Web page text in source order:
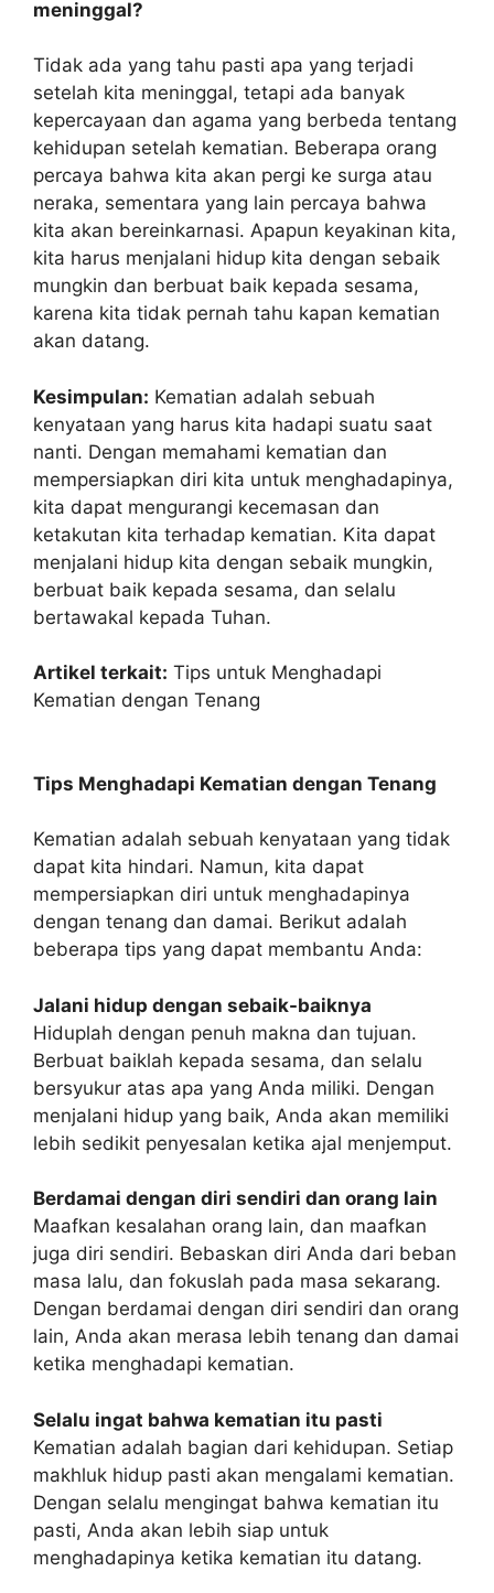
meninggal?
Tidak ada yang tahu pasti apa yang terjadi
setelah kita meninggal, tetapi ada banyak
kepercayaan dan agama yang berbeda tentang
kehidupan setelah kematian. Beberapa orang
percaya bahwa kita akan pergi ke surga atau
neraka, sementara yang lain percaya bahwa
kita akan bereinkarnasi. Apapun keyakinan kita,
kita harus menjalani hidup kita dengan sebaik
mungkin dan berbuat baik kepada sesama,
karena kita tidak pernah tahu kapan kematian
akan datang.
Kesimpulan: Kematian adalah sebuah
kenyataan yang harus kita hadapi suatu saat
nanti. Dengan memahami kematian dan
mempersiapkan diri kita untuk menghadapinya,
kita dapat mengurangi kecemasan dan
ketakutan kita terhadap kematian. Kita dapat
menjalani hidup kita dengan sebaik mungkin,
berbuat baik kepada sesama, dan selalu
bertawakal kepada Tuhan.
Artikel terkait: Tips untuk Menghadapi
Kematian dengan Tenang
Tips Menghadapi Kematian dengan Tenang
Kematian adalah sebuah kenyataan yang tidak
dapat kita hindari. Namun, kita dapat
mempersiapkan diri untuk menghadapinya
dengan tenang dan damai. Berikut adalah
beberapa tips yang dapat membantu Anda:
Jalani hidup dengan sebaik-baiknya
Hiduplah dengan penuh makna dan tujuan.
Berbuat baiklah kepada sesama, dan selalu
bersyukur atas apa yang Anda miliki. Dengan
menjalani hidup yang baik, Anda akan memiliki
lebih sedikit penyesalan ketika ajal menjemput.
Berdamai dengan diri sendiri dan orang lain
Maafkan kesalahan orang lain, dan maafkan
juga diri sendiri. Bebaskan diri Anda dari beban
masa lalu, dan fokuslah pada masa sekarang.
Dengan berdamai dengan diri sendiri dan orang
lain, Anda akan merasa lebih tenang dan damai
ketika menghadapi kematian.
Selalu ingat bahwa kematian itu pasti
Kematian adalah bagian dari kehidupan. Setiap
makhluk hidup pasti akan mengalami kematian.
Dengan selalu mengingat bahwa kematian itu
pasti, Anda akan lebih siap untuk
menghadapinya ketika kematian itu datang.